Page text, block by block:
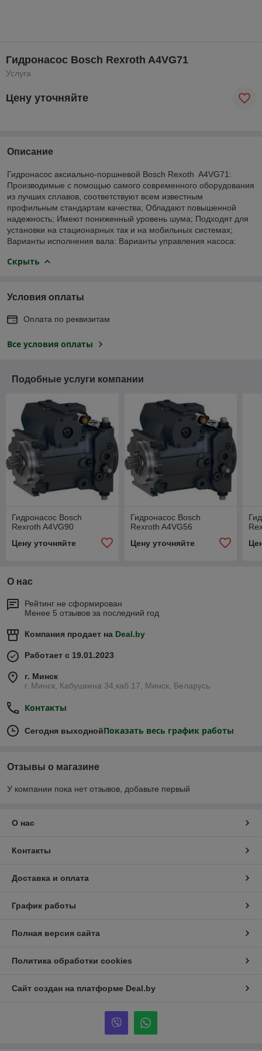
Гидронасос Bosch Rexroth A4VG71
Услуга
Цену уточняйте
Описание
Гидронасос аксиально-поршневой Bosch Rexoth A4VG71:
Производимые с помощью самого современного оборудования
из лучших сплавов, соответствуют всем известным
профильным стандартам качества; Обладают повышенной
надежность; Имеют пониженный уровень шума; Подходят для
установки на стационарных так и на мобильных системах;
Варианты исполнения вала: Варианты управления насоса:
Скрыть
Условия оплаты
Оплата по реквизитам
Все условия оплаты
Подобные услуги компании
Гидронасос Bosch
Rexroth A4VG90
Цену уточняйте
Гидронасос Bosch
Rexroth A4VG56
Цену уточняйте
О нас
Рейтинг не сформирован
Менее 5 отзывов за последний год
Компания продает на Deal.by
Работает с 19.01.2023
г. Минск
г. Минск, Кабушкина 34,каб.17, Минск, Беларусь
Контакты
Сегодня выходнойПоказать весь график работы
Отзывы о магазине
У компании пока нет отзывов, добавьте первый
О нас
Контакты
Доставка и оплата
График работы
Полная версия сайта
Политика обработки cookies
Сайт создан на платформе Deal.by